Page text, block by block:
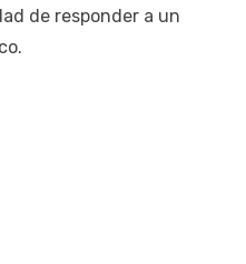
de responder a un